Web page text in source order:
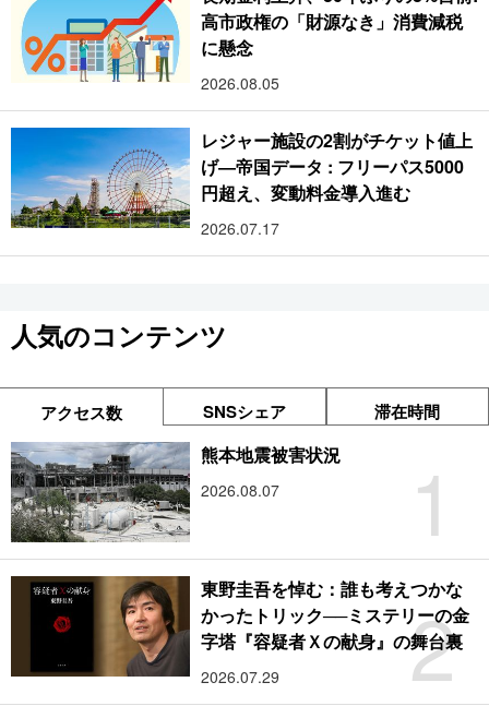
高市政権の「財源なき」消費減税
に懸念
2026.08.05
レジャー施設の2割がチケット値上
げ―帝国データ : フリーパス5000
円超え、変動料金導入進む
2026.07.17
人気のコンテンツ
アクセス数 SNSシェア 滞在時間
1
熊本地震被害状況
2026.08.07
2
東野圭吾を悼む：誰も考えつかな
かったトリック──ミステリーの金
字塔『容疑者Ｘの献身』の舞台裏
2026.07.29